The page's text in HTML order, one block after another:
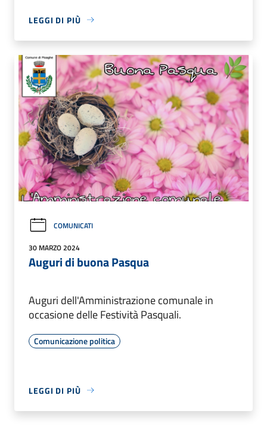
LEGGI DI PIÙ
COMUNICATI
30 MARZO 2024
Auguri di buona Pasqua
Auguri dell'Amministrazione comunale in
occasione delle Festività Pasquali.
Comunicazione politica
LEGGI DI PIÙ